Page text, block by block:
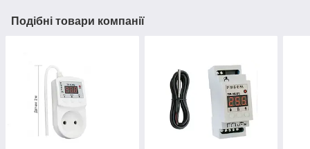
Подібні товари компанії